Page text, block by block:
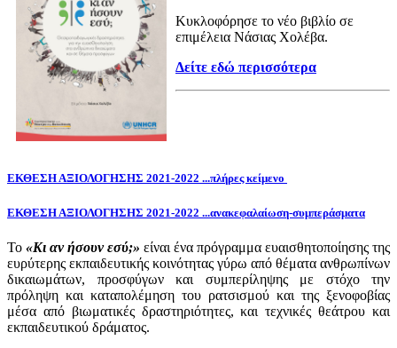
Κυκλοφόρησε το νέο βιβλίο σε
επιμέλεια Νάσιας Χολέβα.
Δείτε εδώ περισσότερα
ΕΚΘΕΣΗ ΑΞΙΟΛΟΓΗΣΗΣ 2021-2022 ...πλήρες κείμενο
ΕΚΘΕΣΗ ΑΞΙΟΛΟΓΗΣΗΣ 2021-2022 ...ανακεφαλαίωση-συμπεράσματα
Το «Κι αν ήσουν εσύ;» είναι ένα πρόγραμμα ευαισθητοποίησης της
ευρύτερης εκπαιδευτικής κοινότητας γύρω από θέματα ανθρωπίνων
δικαιωμάτων, προσφύγων και συμπερίληψης με στόχο την
πρόληψη και καταπολέμηση του ρατσισμού και της ξενοφοβίας
μέσα από βιωματικές δραστηριότητες, και τεχνικές θεάτρου και
εκπαιδευτικού δράματος.